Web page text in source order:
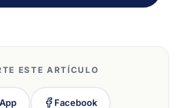
ESTE ARTÍCULO
Facebook